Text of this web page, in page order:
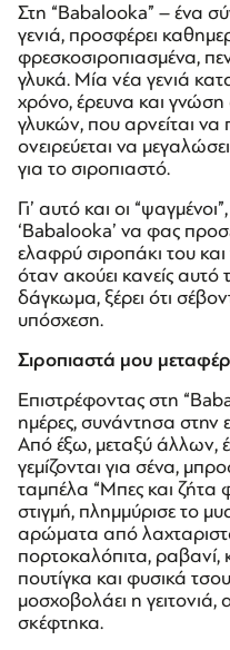
Στη “Babalooka” – ένα
γενιά, προσφέρει
φρεσκοσιροπιασμένα,
γλυκά. Μία νέα γενιά
χρόνο, έρευνα και
γλυκών, που αρνείται να
ονειρεύεται να
για το σιροπιαστό.
Γι’ αυτό και οι
‘Babalooka’ να φας
ελαφρύ σιροπάκι του
όταν ακούει κανείς
δάγκωμα, ξέρει ότι
υπόσχεση.
Σιροπιαστά μου
Επιστρέφοντας στη
ημέρες, συνάντησα
Από έξω, μεταξύ άλλων,
γεμίζονται για σένα,
ταμπέλα “Μπες και ζήτα
στιγμή, πλημμύρισε το
αρώματα από
πορτοκαλόπιτα, ραβανί,
πουτίγκα και φυσικά
μοσχοβολάει η γειτονιά,
σκέφτηκα.